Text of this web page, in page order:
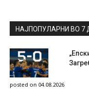
НАЈПОПУЛАРНИ ВО 7
posted on 04.08.2026